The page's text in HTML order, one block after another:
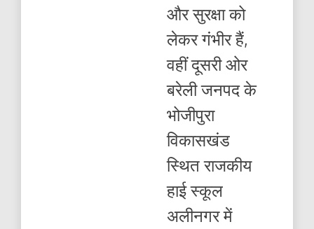
की
जान
से
और सुरक्षा को
लेकर गंभीर हैं,
वहीं दूसरी ओर
बरेली जनपद के
भोजीपुरा
विकासखंड
स्थित राजकीय
हाई स्कूल
अलीनगर में